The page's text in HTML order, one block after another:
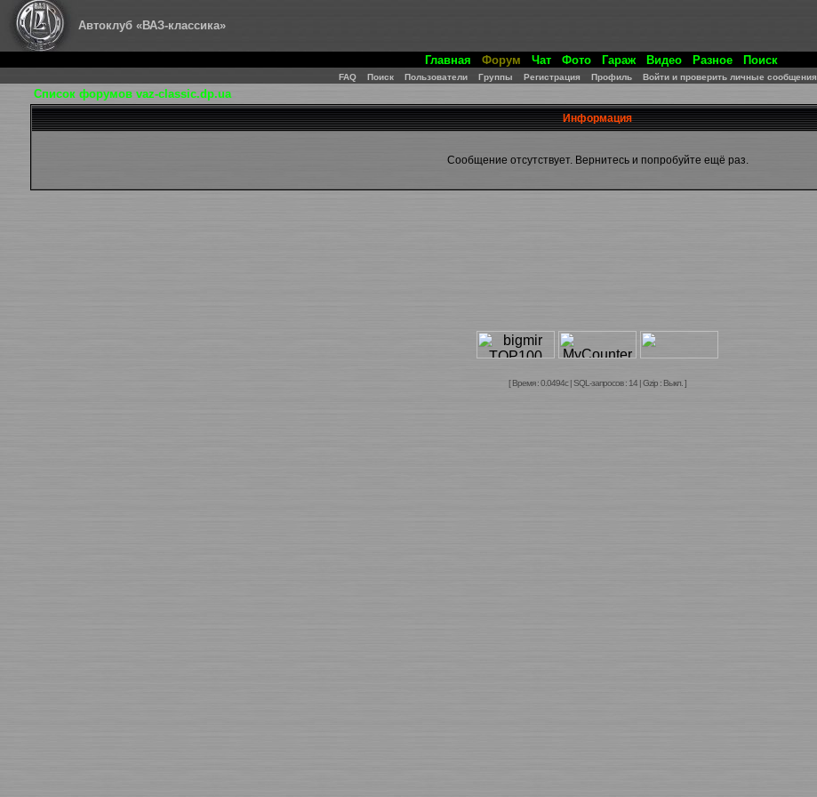
Автоклуб «ВАЗ-классика»
Главная Форум Чат Фото Гараж Видео Разное Поиск
FAQ Поиск Пользователи Группы Регистрация Профиль Войти и проверить личные сообщения
Список форумов vaz-classic.dp.ua
Информация
Сообщение отсутствует. Вернитесь и попробуйте ещё раз.
[ Время : 0.0494с | SQL-запросов : 14 | Gzip : Выкл. ]